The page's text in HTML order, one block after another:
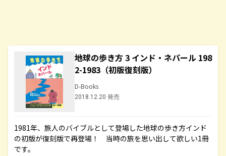
地球の歩き方 3 インド・ネパール 198
2-1983（初版復刻版）
D-Books
2018.12.20 発売
1981年、旅人のバイブルとして登場した地球の歩き方インド
の初版が復刻版で再登場！ 当時の旅を思い出して欲しい1冊
です。